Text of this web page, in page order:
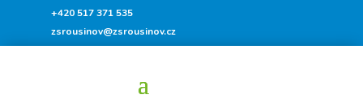
+420 517 371 535
zsrousinov@zsrousinov.cz